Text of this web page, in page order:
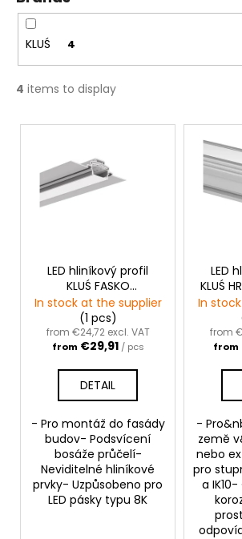
g
KLUŚ 4
4 items to display
L
LED hliníkový profil
KLUŚ FASKO
|neanodizovaný
In stock at the supplier
(1 pcs)
from €24,72 excl. VAT
from €29,91 / pcs
DETAIL
- Pro montáž do fasády
budov- Podsvícení
bosáže průčelí-
Neviditelné hliníkové
prvky- Uzpůsobeno pro
LED pásky typu 8K
LED
KLUŚ
In
from
from
-
země
nebo
pro
a
c
o
m
m
e
n